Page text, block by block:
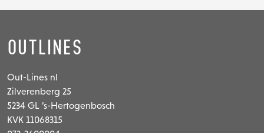
Outlines
Out-Lines nl
Zilverenberg 25
5234 GL ’s-Hertogenbosch
KVK 11068315